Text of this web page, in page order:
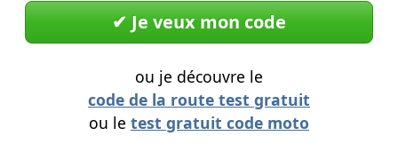
✔︎ Je veux mon code
ou je découvre le
code de la route test gratuit
ou le test gratuit code moto